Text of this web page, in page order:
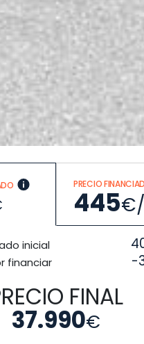
PRECIO
445
inicial
financiar -
FINAL
37.990€